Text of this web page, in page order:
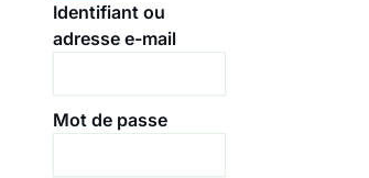
Identifiant ou
adresse e-mail
Mot de passe